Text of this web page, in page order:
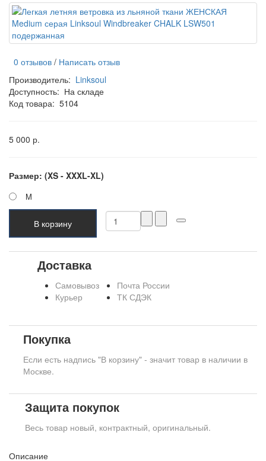
0 отзывов / Написать отзыв
Производитель: Linksoul
Доступность: На складе
Код товара: 5104
5 000 р.
Размер: (XS - XXXL-XL)
M
В корзину
Доставка
Самовывоз
Курьер
Почта России
ТК СДЭК
Покупка
Если есть надпись "В корзину" - значит товар в наличии в
Москве.
Защита покупок
Весь товар новый, контрактный, оригинальный.
Описание